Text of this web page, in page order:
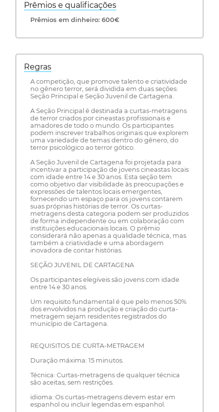
Prêmios e qualificações
Prêmios em dinheiro: 600€
Regras
A competição, que promove talento e criatividade
no gênero terror, será dividida em duas seções:
Seção Principal e Seção Juvenil de Cartagena.
A Seção Principal é destinada a curtas-metragens
de terror criados por cineastas profissionais e
amadores de todo o mundo. Os participantes
podem inscrever trabalhos originais que explorem
uma variedade de temas dentro do gênero, do
terror psicológico ao terror gótico.
A Seção Juvenil de Cartagena foi projetada para
incentivar a participação de jovens cineastas locais
com idade entre 14 e 30 anos. Esta seção tem
como objetivo dar visibilidade às preocupações e
expressões de talentos locais emergentes,
fornecendo um espaço para os jovens contarem
suas próprias histórias de terror. Os curtas-
metragens desta categoria podem ser produzidos
de forma independente ou em colaboração com
instituições educacionais locais. O prêmio
considerará não apenas a qualidade técnica, mas
também a criatividade e uma abordagem
inovadora de contar histórias.
SEÇÃO JUVENIL DE CARTAGENA
Os participantes elegíveis são jovens com idade
entre 14 e 30 anos.
Um requisito fundamental é que pelo menos 50%
dos envolvidos na produção e criação do curta-
metragem sejam residentes registrados do
município de Cartagena.
REQUISITOS DE CURTA-METRAGEM
Duração máxima: 15 minutos.
Técnica: Curtas-metragens de qualquer técnica
são aceitas, sem restrições.
idioma: Os curtas-metragens devem estar em
espanhol ou incluir legendas em espanhol.